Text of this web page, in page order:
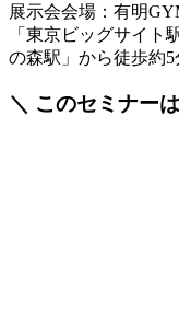
展示会会場：有明
「東京ビッグサイト
の森駅」から徒歩約5
＼ このセミナー